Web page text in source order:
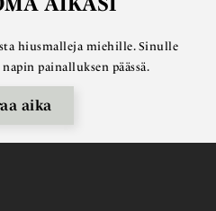
hiusmalleja miehille. Sinulle
painalluksen päässä.
aika